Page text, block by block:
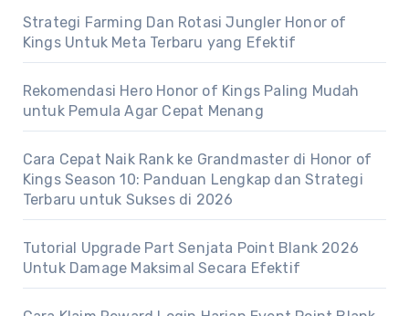
Strategi Farming Dan Rotasi Jungler Honor of
Kings Untuk Meta Terbaru yang Efektif
Rekomendasi Hero Honor of Kings Paling Mudah
untuk Pemula Agar Cepat Menang
Cara Cepat Naik Rank ke Grandmaster di Honor of
Kings Season 10: Panduan Lengkap dan Strategi
Terbaru untuk Sukses di 2026
Tutorial Upgrade Part Senjata Point Blank 2026
Untuk Damage Maksimal Secara Efektif